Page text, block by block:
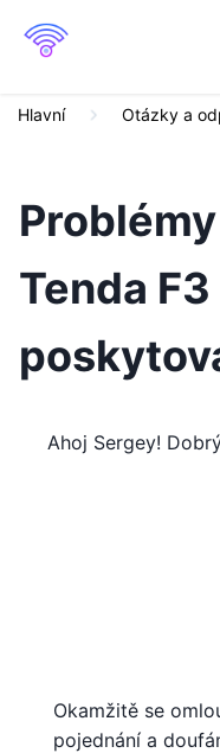
Hlavní Otázky a
Tenda
Ahoj Sergey!
Okamžitě se
pojednání a